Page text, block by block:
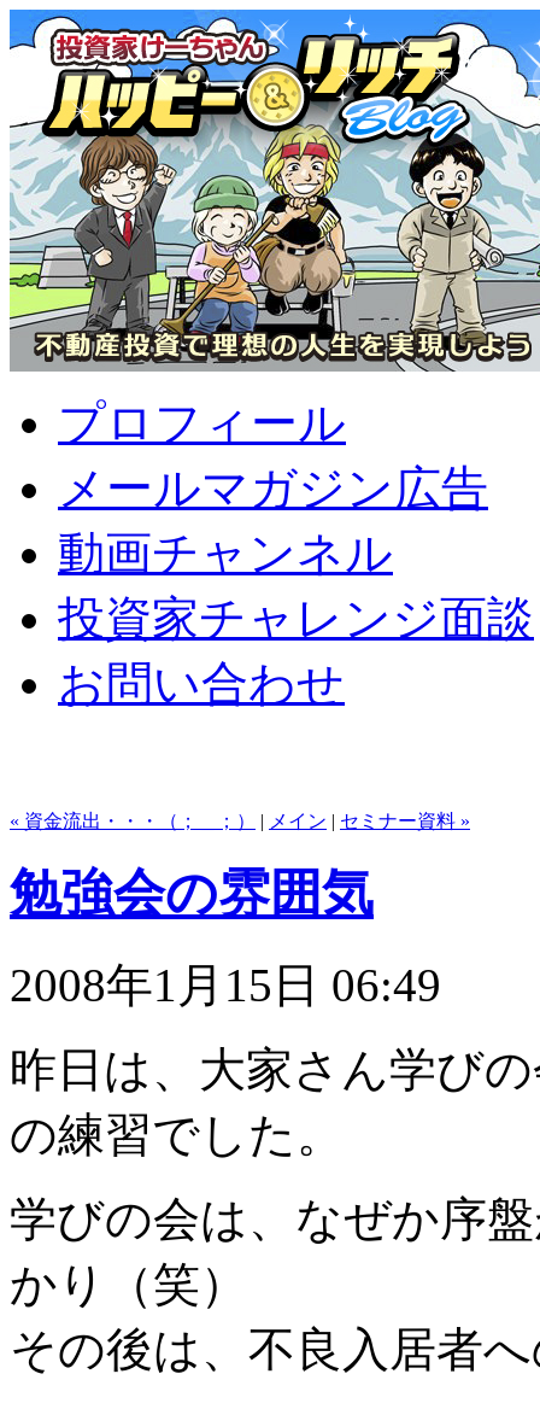
プロフィール
メールマガジン広告
動画チャンネル
投資家チャレンジ面談
お問い合わせ
« 資金流出・・・（；＿；） | メイン | セミナー資料 »
勉強会の雰囲気
2008年1月15日 06:49
昨日は、大家さん学び
の練習でした。
学びの会は、なぜか序
かり（笑）
その後は、不良入居者